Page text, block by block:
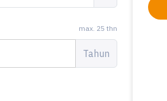
max. 25 thn
Tahun